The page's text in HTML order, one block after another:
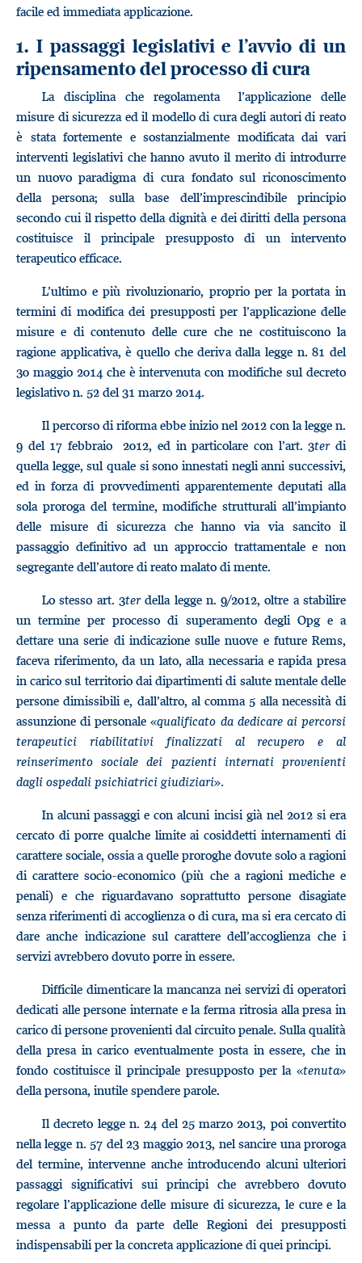
facile ed immediata applicazione.
1. I passaggi legislativi e l’avvio di un
ripensamento del processo di cura
La disciplina che regolamenta l’applicazione delle
misure di sicurezza ed il modello di cura degli autori di reato
è stata fortemente e sostanzialmente modificata dai vari
interventi legislativi che hanno avuto il merito di introdurre
un nuovo paradigma di cura fondato sul riconoscimento
della persona; sulla base dell’imprescindibile principio
secondo cui il rispetto della dignità e dei diritti della persona
costituisce il principale presupposto di un intervento
terapeutico efficace.
L’ultimo e più rivoluzionario, proprio per la portata in
termini di modifica dei presupposti per l’applicazione delle
misure e di contenuto delle cure che ne costituiscono la
ragione applicativa, è quello che deriva dalla legge n. 81 del
30 maggio 2014 che è intervenuta con modifiche sul decreto
legislativo n. 52 del 31 marzo 2014.
Il percorso di riforma ebbe inizio nel 2012 con la legge n.
9 del 17 febbraio 2012, ed in particolare con l’art. 3terdi
quella legge, sul quale si sono innestati negli anni successivi,
ed in forza di provvedimenti apparentemente deputati alla
sola proroga del termine, modifiche strutturali all’impianto
delle misure di sicurezza che hanno via via sancito il
passaggio definitivo ad un approccio trattamentale e non
segregante dell’autore di reato malato di mente.
Lo stesso art. 3terdella legge n. 9/2012, oltre a stabilire
un termine per processo di superamento degli Opg e a
dettare una serie di indicazione sulle nuove e future Rems,
faceva riferimento, da un lato, alla necessaria e rapida presa
in carico sul territorio dai dipartimenti di salute mentale delle
persone dimissibili e, dall’altro, al comma 5 alla necessità di
assunzione di personale «qualificato da dedicare ai percorsi
terapeutici riabilitativi finalizzati al recupero e al
reinserimento sociale dei pazienti internati provenienti
dagli ospedali psichiatrici giudiziari».
In alcuni passaggi e con alcuni incisi già nel 2012 si era
cercato di porre qualche limite ai cosiddetti internamenti di
carattere sociale, ossia a quelle proroghe dovute solo a ragioni
di carattere socio-economico (più che a ragioni mediche e
penali) e che riguardavano soprattutto persone disagiate
senza riferimenti di accoglienza o di cura, ma si era cercato di
dare anche indicazione sul carattere dell’accoglienza che i
servizi avrebbero dovuto porre in essere.
Difficile dimenticare la mancanza nei servizi di operatori
dedicati alle persone internate e la ferma ritrosia alla presa in
carico di persone provenienti dal circuito penale. Sulla qualità
della presa in carico eventualmente posta in essere, che in
fondo costituisce il principale presupposto per la «tenuta»
della persona, inutile spendere parole.
Il decreto legge n. 24 del 25 marzo 2013, poi convertito
nella legge n. 57 del 23 maggio 2013, nel sancire una proroga
del termine, intervenne anche introducendo alcuni ulteriori
passaggi significativi sui principi che avrebbero dovuto
regolare l’applicazione delle misure di sicurezza, le cure e la
messa a punto da parte delle Regioni dei presupposti
indispensabili per la concreta applicazione di quei principi.